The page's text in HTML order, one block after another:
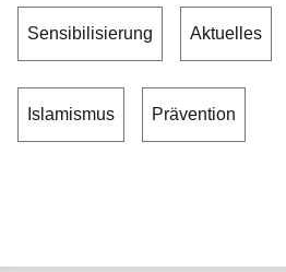
Sensibilisierung Aktuelles
Islamismus Prävention